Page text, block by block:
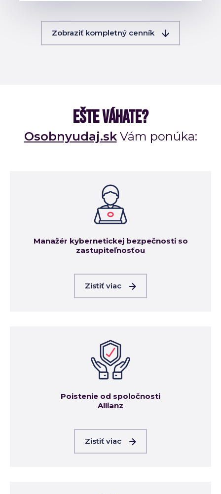
Zobraziť kompletný cenník
EŠTE VÁHATE?
Osobnyudaj.skVám ponúka:
Manažér kybernetickej bezpečnosti so
zastupiteľnosťou
Zistiť viac
Poistenie od spoločnosti
Allianz
Zistiť viac